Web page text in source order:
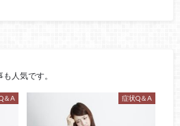
人気です。
＆A 症状Q＆A